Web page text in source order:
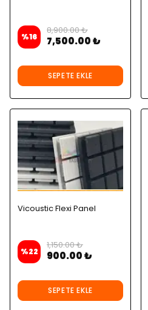
%16
8,900.00 ₺
7,500.00 ₺
SEPETE EKLE
Vicoustic Flexi Panel
%22
1,150.00 ₺
900.00 ₺
SEPETE EKLE